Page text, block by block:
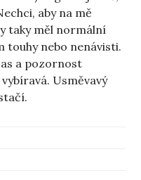
aby na mě
taky měl normální
touhy nebo nenávisti.
a pozornost
Usměvavý